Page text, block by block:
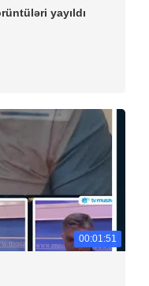
yayıldı
00:01:51